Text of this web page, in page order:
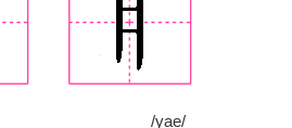
/yae/